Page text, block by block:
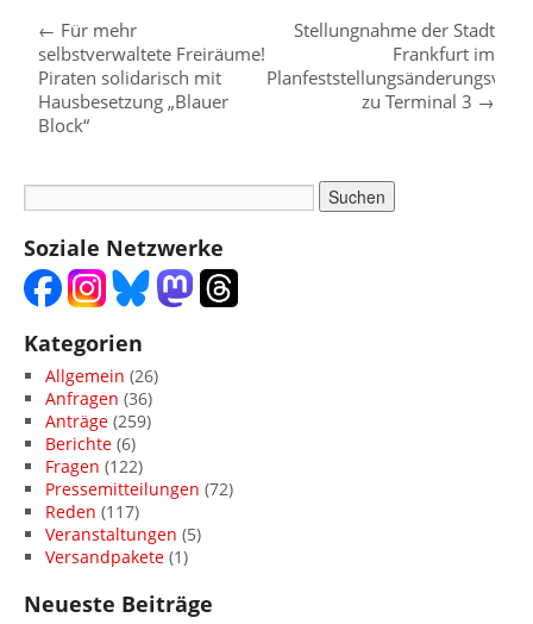
← Für mehr
selbstverwaltete Freiräume!
Piraten solidarisch mit
Hausbesetzung „Blauer
Block“
Stellungnahme der Stadt
Frankfurt im
zu Terminal 3 →
Soziale Netzwerke
Kategorien
Allgemein (26)
Anfragen (36)
Anträge (259)
Berichte (6)
Fragen (122)
Pressemitteilungen (72)
Reden (117)
Veranstaltungen (5)
Versandpakete (1)
Neueste Beiträge